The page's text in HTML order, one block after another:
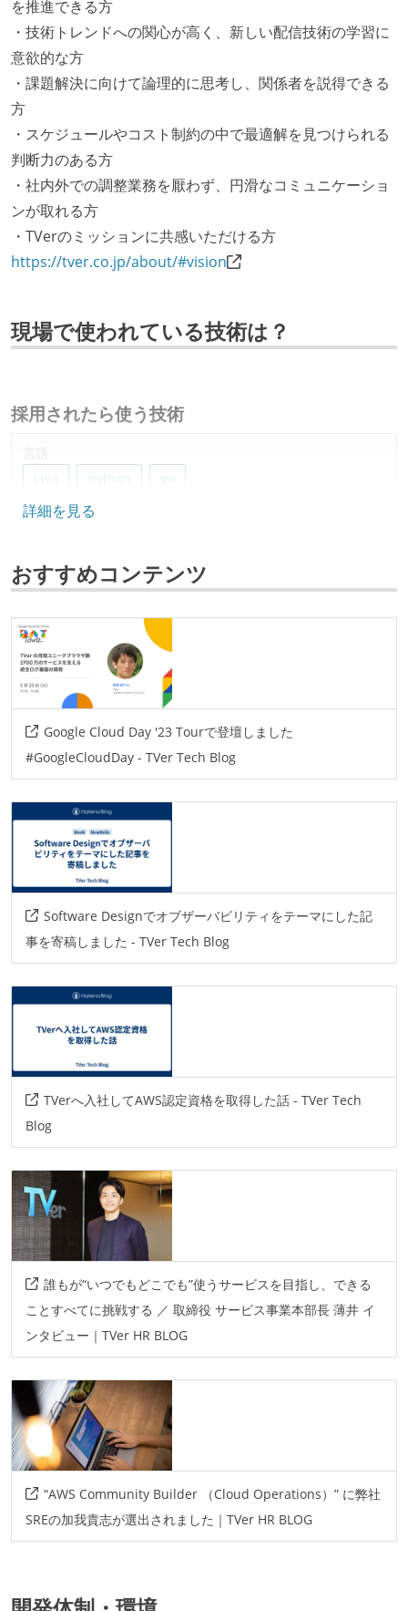
を推進できる方
・技術トレンドへの関心が高く、新しい配信技術の学習に
意欲的な方
・課題解決に向けて論理的に思考し、関係者を説得できる
方
・スケジュールやコスト制約の中で最適解を見つけられる
判断力のある方
・社内外での調整業務を厭わず、円滑なコミュニケーショ
ンが取れる方
・TVerのミッションに共感いただける方
https://tver.co.jp/about/#vision
現場で使われている技術は？
採用されたら使う技術
言語
java
python go
データベース
プロジェクト管理
github
AIツール
claude
その他
gcp
aws github-actions
bigtable
詳細を見る
おすすめコンテンツ
Google Cloud Day '23 Tourで登壇しました
#GoogleCloudDay - TVer Tech Blog
Software Designでオブザーバビリティをテーマにした記
事を寄稿しました - TVer Tech Blog
TVerへ入社してAWS認定資格を取得した話 - TVer Tech
Blog
誰もが“いつでもどこでも”使うサービスを目指し、できる
ことすべてに挑戦する ／ 取締役 サービス事業本部長 薄井 イ
ンタビュー｜TVer HR BLOG
“AWS Community Builder （Cloud Operations）” に弊社
SREの加我貴志が選出されました｜TVer HR BLOG